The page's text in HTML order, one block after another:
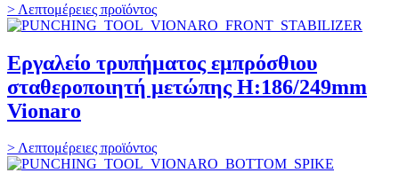
> Λεπτομέρειες προϊόντος
Εργαλείο τρυπήματος εμπρόσθιου
σταθεροποιητή μετώπης H:186/249mm
Vionaro
> Λεπτομέρειες προϊόντος